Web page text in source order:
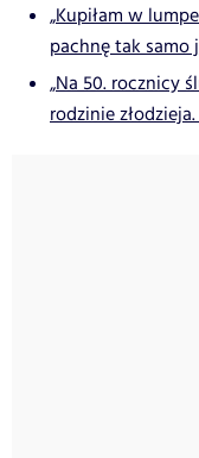
„Kupiłam w
pachnę tak samo
„Na 50. rocznicy
rodzinie